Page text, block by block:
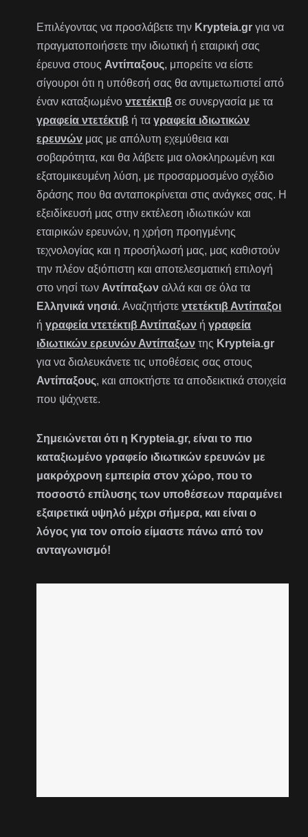
Επιλέγοντας να προσλάβετε την Krypteia.gr για να
πραγματοποιήσετε την ιδιωτική ή εταιρική σας
έρευνα στους Αντίπαξους, μπορείτε να είστε
σίγουροι ότι η υπόθεσή σας θα αντιμετωπιστεί από
έναν καταξιωμένοντετέκτιβ σε συνεργασία με τα
γραφεία ντετέκτιβ ή ταγραφεία ιδιωτικών
ερευνών μας με απόλυτη εχεμύθεια και
σοβαρότητα, και θα λάβετε μια ολοκληρωμένη και
εξατομικευμένη λύση, με προσαρμοσμένο σχέδιο
δράσης που θα ανταποκρίνεται στις ανάγκες σας. Η
εξειδίκευσή μας στην εκτέλεση ιδιωτικών και
εταιρικών ερευνών, η χρήση προηγμένης
τεχνολογίας και η προσήλωσή μας, μας καθιστούν
την πλέον αξιόπιστη και αποτελεσματική επιλογή
στο νησί των Αντίπαξων αλλά και σε όλα τα
Ελληνικά νησιά. Αναζητήστεντετέκτιβ Αντίπαξοι
ήγραφεία ντετέκτιβ Αντίπαξων ήγραφεία
ιδιωτικών ερευνών Αντίπαξων της Krypteia.gr
για να διαλευκάνετε τις υποθέσεις σας στους
Αντίπαξους, και αποκτήστε τα αποδεικτικά στοιχεία
που ψάχνετε.
Σημειώνεται ότι η Krypteia.gr, είναι το πιο
καταξιωμένο γραφείο ιδιωτικών ερευνών με
μακρόχρονη εμπειρία στον χώρο, που το
ποσοστό επίλυσης των υποθέσεων παραμένει
εξαιρετικά υψηλό μέχρι σήμερα, και είναι ο
λόγος για τον οποίο είμαστε πάνω από τον
ανταγωνισμό!